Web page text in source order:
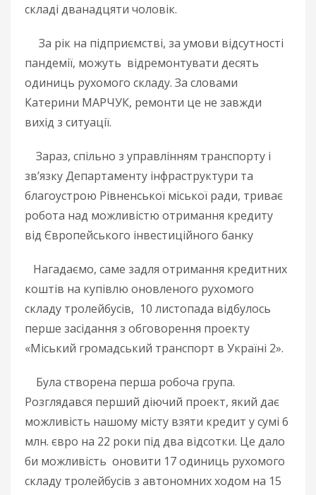
складі дванадцяти чоловік.
За рік на підприємстві, за умови відсутності
пандемії, можуть відремонтувати десять
одиниць рухомого складу. За словами
Катерини МАРЧУК, ремонти це не завжди
вихід з ситуації.
Зараз, спільно з управлінням транспорту і
зв’язку Департаменту інфраструктури та
благоустрою Рівненської міської ради, триває
робота над можливістю отримання кредиту
від Європейського інвестиційного банку
Нагадаємо, саме задля отримання кредитних
коштів на купівлю оновленого рухомого
складу тролейбусів, 10 листопада відбулось
перше засідання з обговорення проекту
«Міський громадський транспорт в Україні 2».
Була створена перша робоча група.
Розглядався перший діючий проект, який дає
можливість нашому місту взяти кредит у сумі 6
млн. євро на 22 роки під два відсотки. Це дало
би можливість оновити 17 одиниць рухомого
складу тролейбусів з автономних ходом на 15